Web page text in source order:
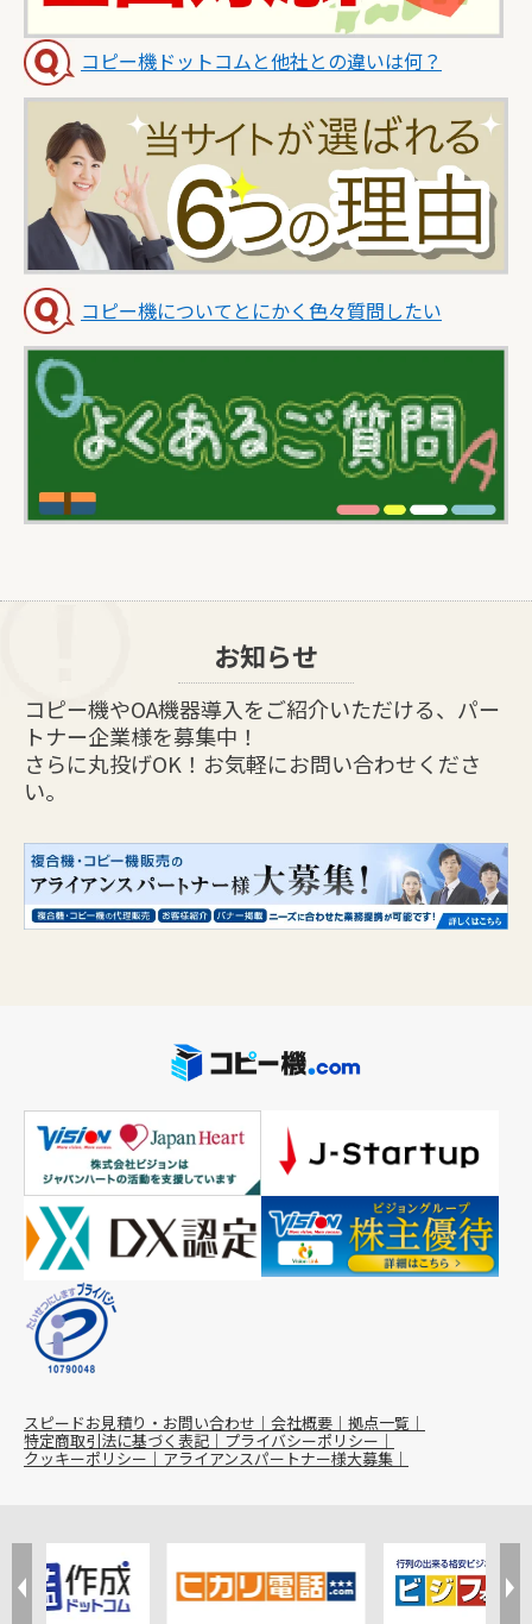
コピー機ドットコムと他社との違いは何？
コピー機についてとにかく色々質問したい
お知らせ
コピー機やOA機器導入をご紹介いただける、パー
トナー企業様を募集中！
さらに丸投げOK！お気軽にお問い合わせくださ
い。
スピードお見積り・お問い合わせ 会社概要 拠点一覧
特定商取引法に基づく表記 プライバシーポリシー
クッキーポリシー アライアンスパートナー様大募集